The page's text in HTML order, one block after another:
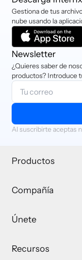
Gestiona de tus
nube usando la
Newsletter
¿Quieres saber de
productos? Introduce
Al suscribirte aceptas
Productos
Compañía
Únete
Recursos